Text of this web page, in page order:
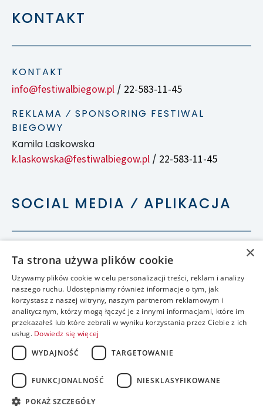
KONTAKT
KONTAKT
info@festiwalbiegow.pl / 22-583-11-45
REKLAMA ⁄ SPONSORING FESTIWAL
BIEGOWY
Kamila Laskowska
k.laskowska@festiwalbiegow.pl / 22-583-11-45
SOCIAL MEDIA ⁄ APLIKACJA
×
Ta strona używa plików cookie
Używamy plików cookie w celu personalizacji treści, reklam i analizy
naszego ruchu. Udostępniamy również informacje o tym, jak
korzystasz z naszej witryny, naszym partnerom reklamowym i
analitycznym, którzy mogą łączyć je z innymi informacjami, które im
przekazałeś lub które zebrali w wyniku korzystania przez Ciebie z ich
usług. Dowiedz się więcej
WYDAJNOŚĆ
TARGETOWANIE
FUNKCJONALNOŚĆ NIESKLASYFIKOWANE
POKAŻ SZCZEGÓŁY
accessible